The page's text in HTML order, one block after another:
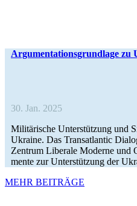
Argu­men­ta­ti­ons­grund­lage zu
30. Jan. 2025
Mili­tä­ri­sche Unter­stüt­zung und
Ukraine. Das Trans­at­lan­tic
Zentrum Libe­rale Moderne und
mente zur Unter­stüt­zung der
MEHR BEITRÄGE